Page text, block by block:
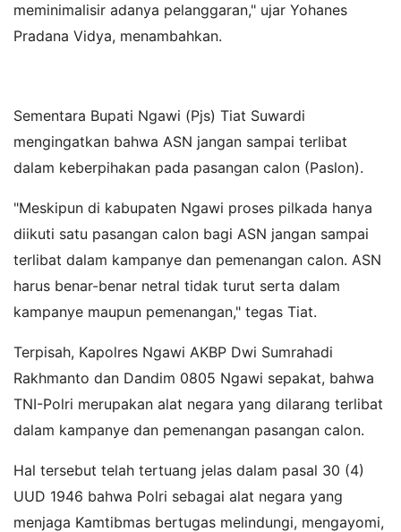
meminimalisir adanya pelanggaran," ujar Yohanes
Pradana Vidya, menambahkan.
Sementara Bupati Ngawi (Pjs) Tiat Suwardi
mengingatkan bahwa ASN jangan sampai terlibat
dalam keberpihakan pada pasangan calon (Paslon).
"Meskipun di kabupaten Ngawi proses pilkada hanya
diikuti satu pasangan calon bagi ASN jangan sampai
terlibat dalam kampanye dan pemenangan calon. ASN
harus benar-benar netral tidak turut serta dalam
kampanye maupun pemenangan," tegas Tiat.
Terpisah, Kapolres Ngawi AKBP Dwi Sumrahadi
Rakhmanto dan Dandim 0805 Ngawi sepakat, bahwa
TNI-Polri merupakan alat negara yang dilarang terlibat
dalam kampanye dan pemenangan pasangan calon.
Hal tersebut telah tertuang jelas dalam pasal 30 (4)
UUD 1946 bahwa Polri sebagai alat negara yang
menjaga Kamtibmas bertugas melindungi, mengayomi,